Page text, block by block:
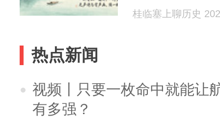
桂临塞上聊历史
热点新闻
视频丨只要一枚命中就能让
有多强？